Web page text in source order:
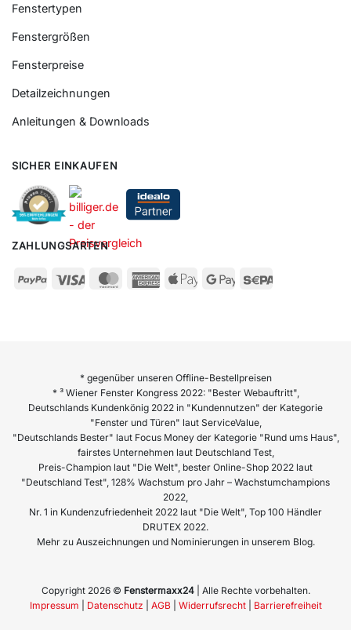
Fenstertypen
Fenstergrößen
Fensterpreise
Detailzeichnungen
Anleitungen & Downloads
SICHER EINKAUFEN
ZAHLUNGSARTEN
* gegenüber unseren Offline-Bestellpreisen
* ³ Wiener Fenster Kongress 2022: "Bester Webauftritt",
Deutschlands Kundenkönig 2022 in "Kundennutzen" der Kategorie
"Fenster und Türen" laut ServiceValue,
"Deutschlands Bester" laut Focus Money der Kategorie "Rund ums Haus",
fairstes Unternehmen laut Deutschland Test,
Preis-Champion laut "Die Welt", bester Online-Shop 2022 laut
"Deutschland Test", 128% Wachstum pro Jahr – Wachstumchampions
2022,
Nr. 1 in Kundenzufriedenheit 2022 laut "Die Welt", Top 100 Händler
DRUTEX 2022.
Mehr zu Auszeichnungen und Nominierungen in unserem Blog.
Copyright 2026 © Fenstermaxx24| Alle Rechte vorbehalten.
Impressum
Datenschutz AGB| Widerrufsrecht| Barrierefreiheit